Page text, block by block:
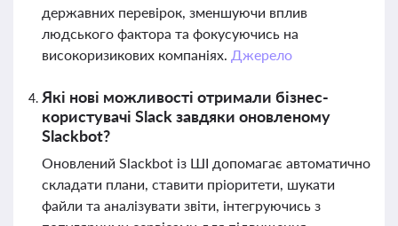
державних перевірок, зменшуючи вплив
людського фактора та фокусуючись на
високоризикових компаніях. Джерело
Які нові можливості отримали бізнес-
користувачі Slack завдяки оновленому
Slackbot?
Оновлений Slackbot із ШІ допомагає автоматично
складати плани, ставити пріоритети, шукати
файли та аналізувати звіти, інтегруючись з